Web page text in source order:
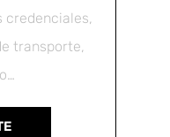
credenciales,
transporte,